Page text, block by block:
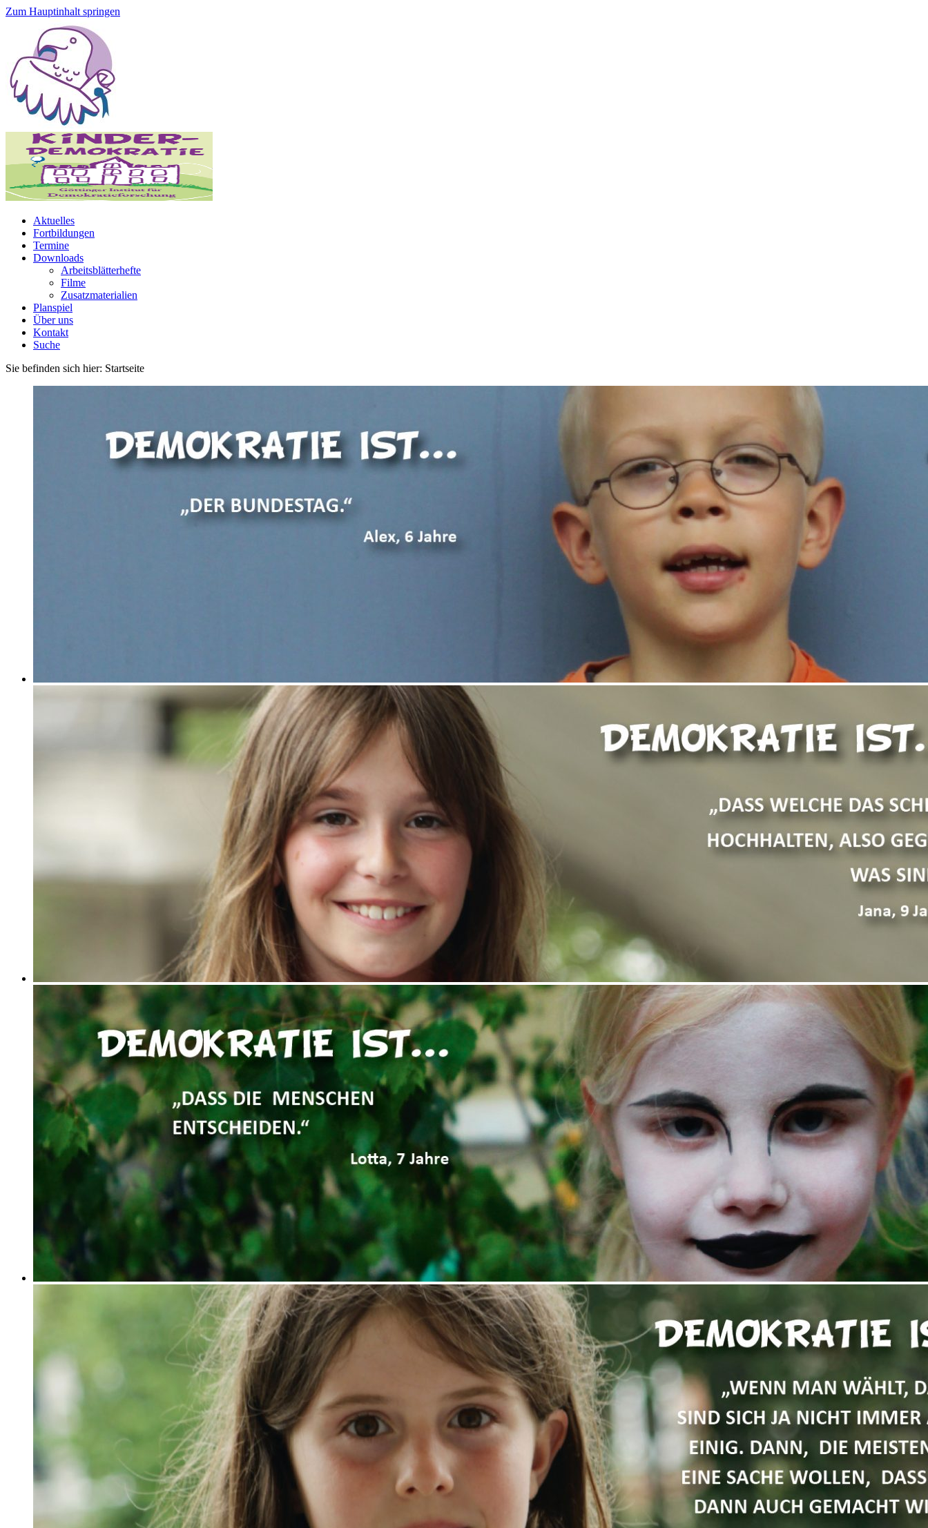
Zum Hauptinhalt springen
Aktuelles
Fortbildungen
Termine
Downloads
Arbeitsblätterhefte
Filme
Zusatzmaterialien
Planspiel
Über uns
Kontakt
Suche
Sie befinden sich hier: Startseite